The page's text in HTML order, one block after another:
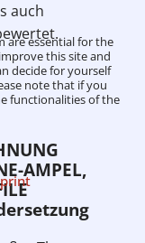
auch
AMPEL,
are essential for the
this site and
decide for yourself
note that if you
functionalities of the